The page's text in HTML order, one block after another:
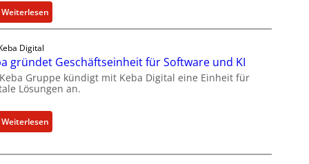
t
t
u
e
l
l
Z
Weiterlesen:
N
e
s
e
i
e
Digital
gründet Geschäftseinheit für Software und KI
Gruppe kündigt mit Keba Digital eine Einheit für
Lösungen an.
Weiterlesen:
K